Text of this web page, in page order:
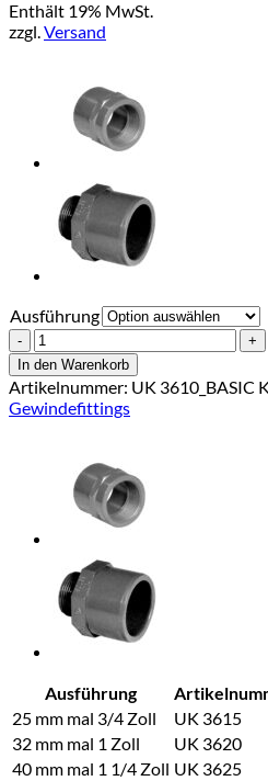
bis
Enthält 19% MwSt.
zzgl.Versand
Ausführung
PVC
Verschraubung
AG
Menge
In den Warenkorb
Artikelnummer: UK 3610_BASIC
Gewindefittings
Ausführung
25 mm mal 3/4 Zoll
UK 3615
32 mm mal 1 Zoll
UK 3620
40 mm mal 1 1/4 Zoll UK 3625